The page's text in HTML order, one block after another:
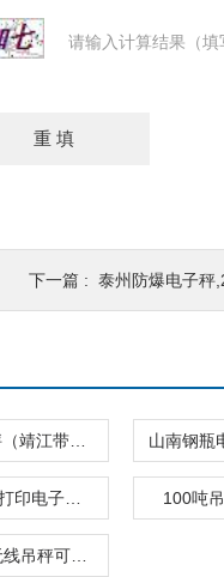
请输入计算结果（
下一篇 : 泰州防爆电子秤,2
100吨